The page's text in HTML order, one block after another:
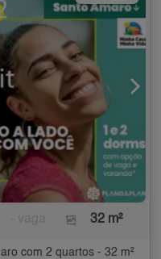
32 m²
com 2 quartos - 32 m²